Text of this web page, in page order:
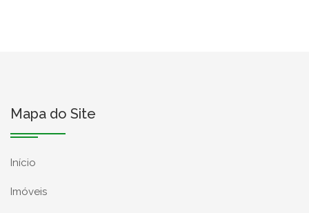
Mapa do Site
Início
Imóveis